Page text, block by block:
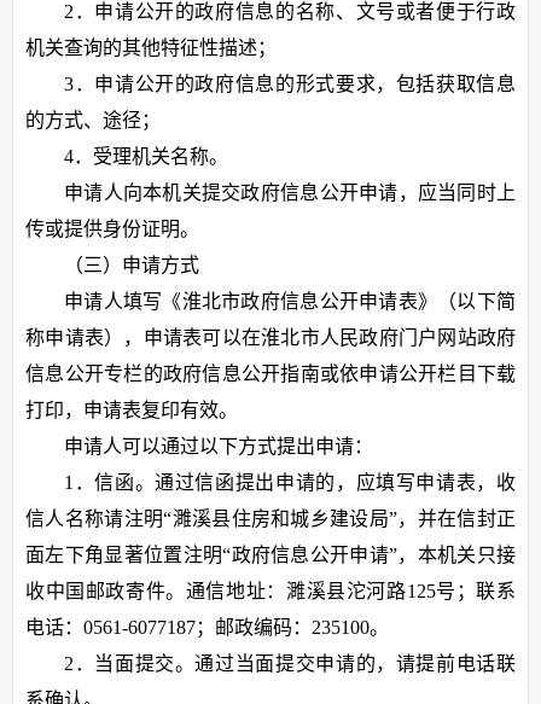
2．申请公开的政府信息的名称、文号或者便于行政
机关查询的其他特征性描述；
3．申请公开的政府信息的形式要求，包括获取信息
的方式、途径；
4．受理机关名称。
申请人向本机关提交政府信息公开申请，应当同时上
传或提供身份证明。
（三）申请方式
申请人填写《淮北市政府信息公开申请表》（以下简
称申请表），申请表可以在淮北市人民政府门户网站政府
信息公开专栏的政府信息公开指南或依申请公开栏目下载
打印，申请表复印有效。
申请人可以通过以下方式提出申请：
1．信函。通过信函提出申请的，应填写申请表，收
信人名称请注明“濉溪县住房和城乡建设局”，并在信封正
面左下角显著位置注明“政府信息公开申请”，本机关只接
收中国邮政寄件。通信地址：濉溪县沱河路125号；联系
电话：0561-6077187；邮政编码：235100。
2．当面提交。通过当面提交申请的，请提前电话联